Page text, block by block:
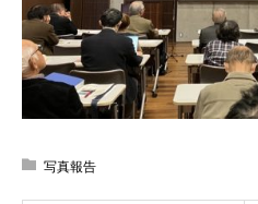
写真報告